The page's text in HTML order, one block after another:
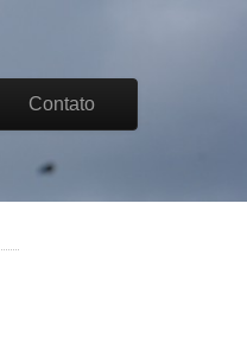
Contato